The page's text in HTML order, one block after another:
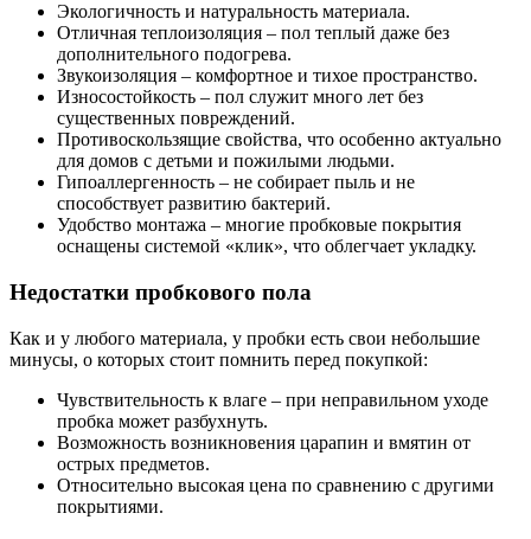
Экологичность и натуральность материала.
Отличная теплоизоляция – пол теплый даже без
дополнительного подогрева.
Звукоизоляция – комфортное и тихое пространство.
Износостойкость – пол служит много лет без
существенных повреждений.
Противоскользящие свойства, что особенно актуально
для домов с детьми и пожилыми людьми.
Гипоаллергенность – не собирает пыль и не
способствует развитию бактерий.
Удобство монтажа – многие пробковые покрытия
оснащены системой «клик», что облегчает укладку.
Недостатки пробкового пола
Как и у любого материала, у пробки есть свои небольшие
минусы, о которых стоит помнить перед покупкой:
Чувствительность к влаге – при неправильном уходе
пробка может разбухнуть.
Возможность возникновения царапин и вмятин от
острых предметов.
Относительно высокая цена по сравнению с другими
покрытиями.